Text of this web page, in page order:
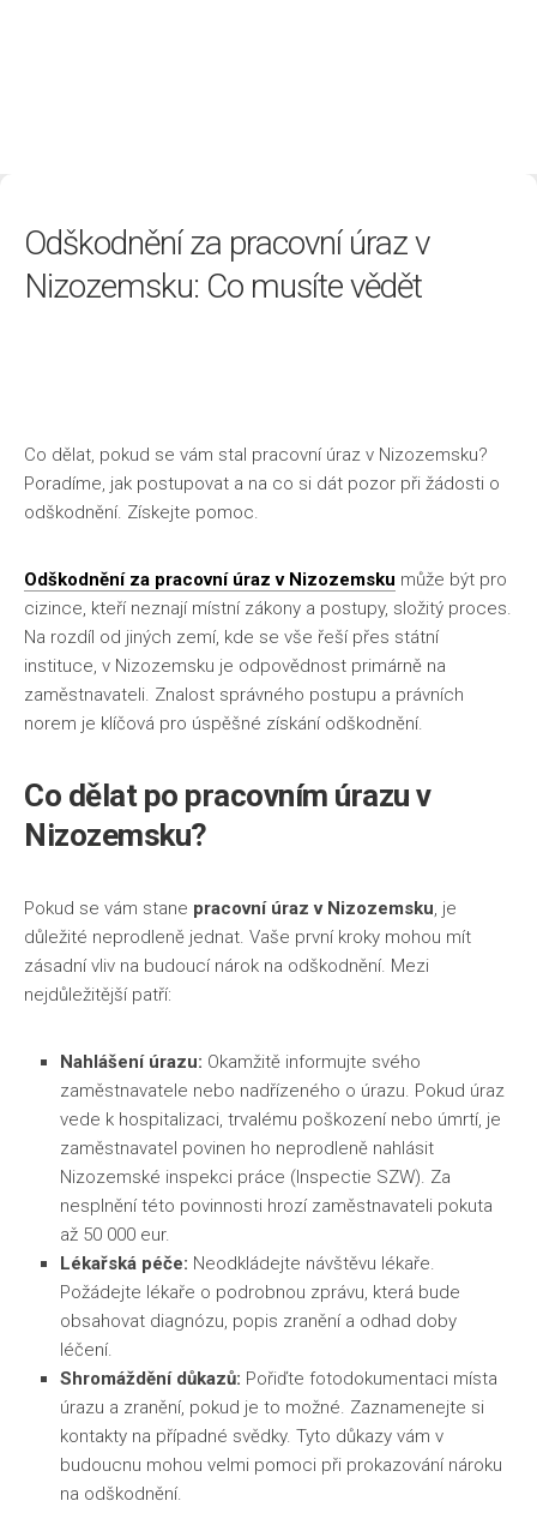
Odškodnění za pracovní úraz v
Nizozemsku: Co musíte vědět
Co dělat, pokud se vám stal pracovní úraz v Nizozemsku?
Poradíme, jak postupovat a na co si dát pozor při žádosti o
odškodnění. Získejte pomoc.
Odškodnění za pracovní úraz v Nizozemsku může být pro
cizince, kteří neznají místní zákony a postupy, složitý proces.
Na rozdíl od jiných zemí, kde se vše řeší přes státní
instituce, v Nizozemsku je odpovědnost primárně na
zaměstnavateli. Znalost správného postupu a právních
norem je klíčová pro úspěšné získání odškodnění.
Co dělat po pracovním úrazu v
Nizozemsku?
Pokud se vám stane pracovní úraz v Nizozemsku, je
důležité neprodleně jednat. Vaše první kroky mohou mít
zásadní vliv na budoucí nárok na odškodnění. Mezi
nejdůležitější patří:
Nahlášení úrazu: Okamžitě informujte svého
zaměstnavatele nebo nadřízeného o úrazu. Pokud úraz
vede k hospitalizaci, trvalému poškození nebo úmrtí, je
zaměstnavatel povinen ho neprodleně nahlásit
Nizozemské inspekci práce (Inspectie SZW). Za
nesplnění této povinnosti hrozí zaměstnavateli pokuta
až 50 000 eur.
Lékařská péče: Neodkládejte návštěvu lékaře.
Požádejte lékaře o podrobnou zprávu, která bude
obsahovat diagnózu, popis zranění a odhad doby
léčení.
Shromáždění důkazů: Pořiďte fotodokumentaci místa
úrazu a zranění, pokud je to možné. Zaznamenejte si
kontakty na případné svědky. Tyto důkazy vám v
budoucnu mohou velmi pomoci při prokazování nároku
na odškodnění.